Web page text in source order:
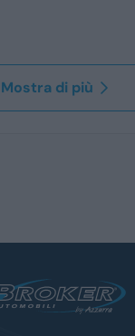
Mostra di più